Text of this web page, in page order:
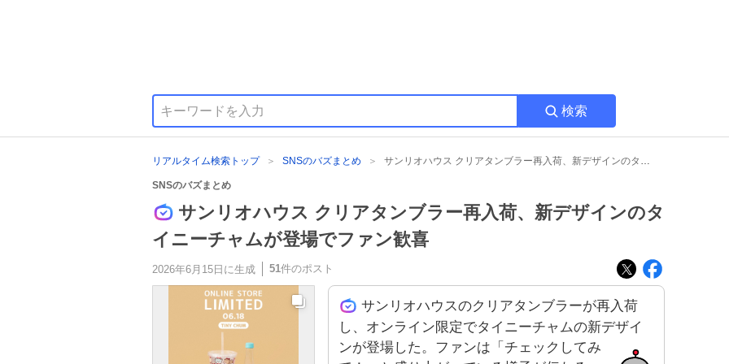
検索
リアルタイム検索トップ SNSのバズまとめ サンリオハウス クリアタンブラー再入荷、新デザインのタイニーチャムが登場でファン歓喜
SNSのバズまとめ
サンリオハウス クリアタンブラー再入荷、新デザインのタ
イニーチャムが登場でファン歓喜
2026年6月15日 に生成 51件のポスト
サンリオハウスのクリアタンブラーが再入荷
し、オンライン限定でタイニーチャムの新デザイ
ンが登場した。ファンは「チェックしてみ